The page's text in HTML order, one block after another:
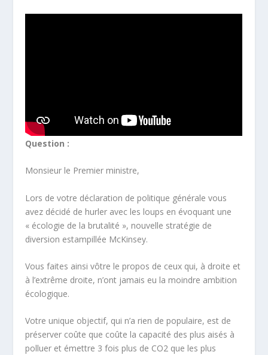
Question :
Monsieur le Premier ministre,
Lors de votre déclaration de politique générale vous
avez décidé de hurler avec les loups en évoquant une
« écologie de la brutalité », nouvelle stratégie de
diversion estampillée McKinsey.
Vous faites ainsi vôtre le propos de ceux qui, à droite et
à l’extrême droite, n’ont jamais eu la moindre ambition
écologique.
Votre unique objectif, qui n’a rien de populaire, est de
préserver coûte que coûte la capacité des plus aisés à
polluer et émettre 3 fois plus de CO2 que les plus